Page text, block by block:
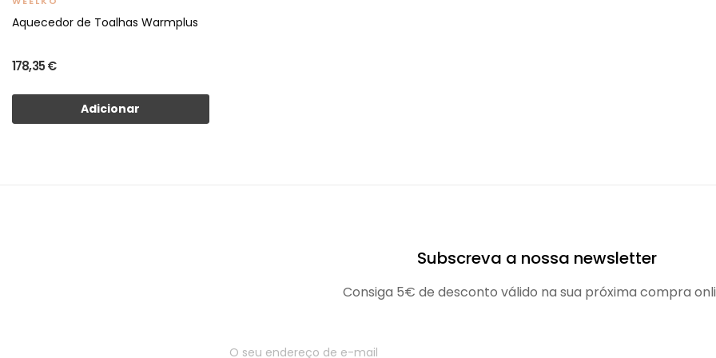
Aquecedor de Toalhas Warmplus
178,35 €
Adicionar
Subscreva a nossa newsletter
Consiga 5€ de desconto válido na sua próxima compra